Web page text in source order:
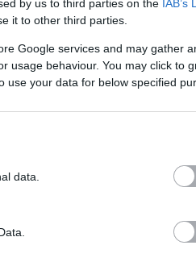
by us to third parties on the IAB’s
it to other third parties.
Google services and may gather
usage behaviour. You may click to
use your data for below specified
data.
őrizzék meg a
a csillagokra
a
a te
Magyarország
III.
Porta
során majd
Magyarország
és még